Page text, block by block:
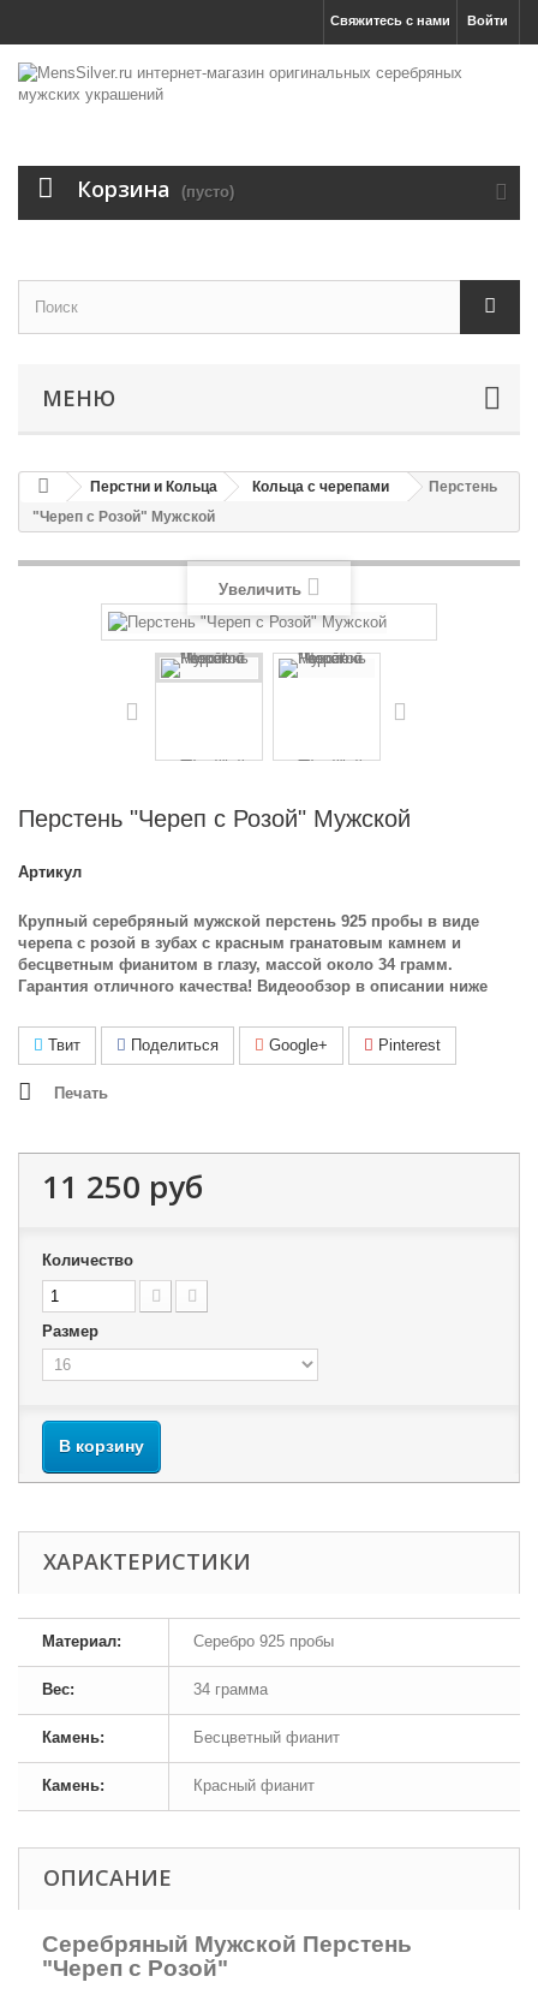
Войти
Свяжитесь с нами
Корзина (пусто)
МЕНЮ
Перстни и Кольца Кольца с черепами
Перстень
"Череп с Розой" Мужской
Увеличить
Перстень "Череп с Розой" Мужской
Артикул
Крупный серебряный мужской перстень 925 пробы в виде
черепа с розой в зубах с красным гранатовым камнем и
бесцветным фианитом в глазу, массой около 34 грамм.
Гарантия отличного качества! Видеообзор в описании ниже
Твит Поделиться Google+ Pinterest
Печать
11 250 руб
Количество
Размер
В корзину
ХАРАКТЕРИСТИКИ
Материал: Серебро 925 пробы
Вес: 34 грамма
Камень: Бесцветный фианит
Камень: Красный фианит
ОПИСАНИЕ
Серебряный Мужской Перстень
"Череп с Розой"